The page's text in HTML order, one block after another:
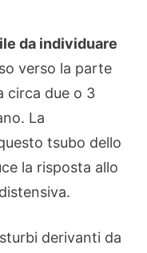
da individuare
verso la parte
circa due o 3
La
tsubo dello
la risposta allo
derivanti da